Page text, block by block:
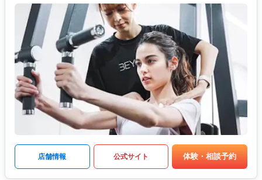
店舗情報 公式サイト 体験・相談予約